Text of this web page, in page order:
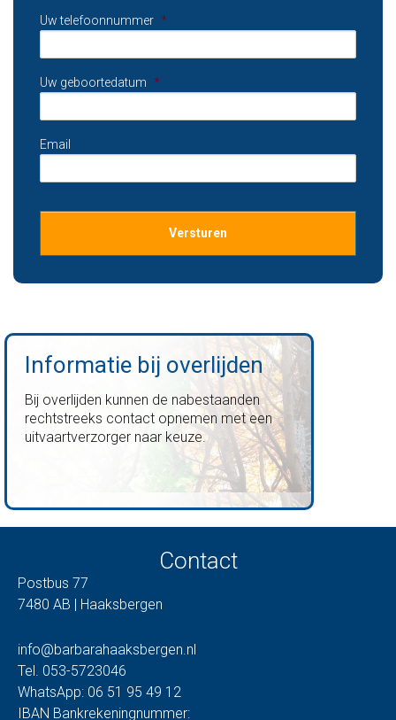
Uw telefoonnummer *
Uw geboortedatum *
Email
Informatie bij overlijden
Bij overlijden kunnen de nabestaanden
rechtstreeks contact opnemen met een
uitvaartverzorger naar keuze.
Contact
Postbus 77
7480 AB | Haaksbergen
info@barbarahaaksbergen.nl
Tel. 053-5723046
WhatsApp: 06 51 95 49 12
IBAN Bankrekeningnummer: